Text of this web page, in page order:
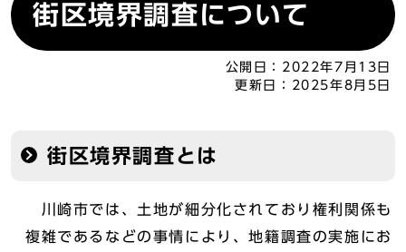
街区境界調査について
公開日： 2022年7月13日
更新日：
2025年8月5日
街区境界調査とは
川崎市では、土地が細分化されており権利関係も
複雑であるなどの事情により、地籍調査の実施にお